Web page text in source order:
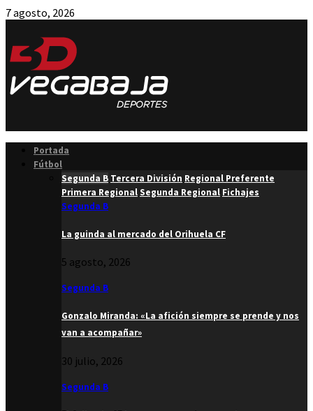
7 agosto, 2026
Portada
Fútbol
Segunda B Tercera División Regional Preferente
Primera RegionalSegunda Regional Fichajes
Segunda B
La guinda al mercado del Orihuela CF
5 agosto, 2026
Segunda B
Gonzalo Miranda: «La afición siempre se prende y nos
van a acompañar»
30 julio, 2026
Segunda B